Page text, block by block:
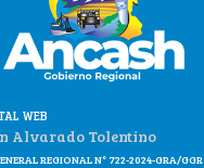
WEB
Alvarado Tolentino
REGIONAL N° 722-2024-GRA/GGR